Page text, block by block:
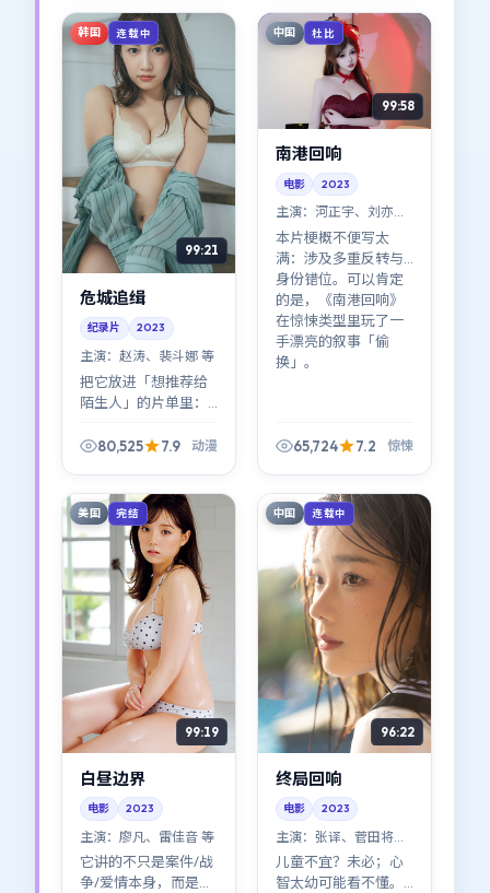
的对手戏很耐看）。
头里的人。
韩国 连载中
99:21
危城追缉
纪录片 2023
主演： 赵涛、裴斗娜 等
把它放进「想推荐给
陌生人」的片单里：
槛，却有层次；第一
如何把线缠在一起。
80,525 7.9 动漫
中国 杜比
99:58
南港回响
电影 2023
主演： 河正宇、刘亦菲
等
本片梗概不便写太
满：涉及多重反转与
身份错位。可以肯定
的是，《南港回响》
在惊悚类型里玩了一
手漂亮的叙事「偷
换」。
65,724 7.2 惊悚
美国 完结
99:19
白昼边界
电影 2023
主演： 廖凡、雷佳音 等
它讲的不只是案件/战
争/爱情本身，而是
中国 连载中
96:22
终局回响
电影 2023
主演： 张译、菅田将晖
等
儿童不宜？未必；心
智太幼可能看不懂。